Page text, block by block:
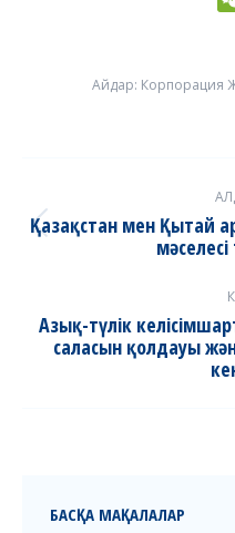
Айдар: Корпорация
navigation
Қазақстан мен Қытай
Азық-түлік
саласын қолдауы
БАСҚА МАҚАЛАЛАР